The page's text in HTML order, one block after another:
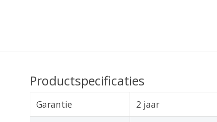
Productspecificaties
Garantie 2 jaar